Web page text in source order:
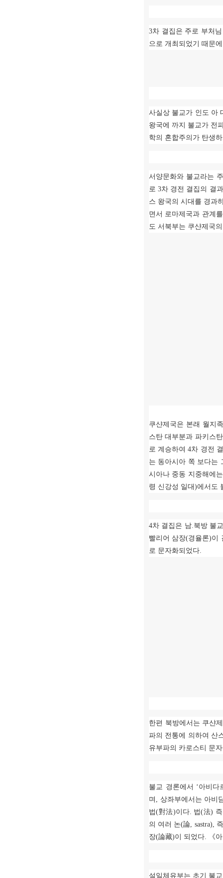
3차 결집은 주로 부처
으로 개최되었기 때문
사실상 불교가 인도 아
왕국에 까지 불교가 전
학의 혼합주의가 탄생
서양문화와 불교라는
로3차 경전 결집의 결
스 왕국의 시대를 경과
면서 로마제국과 관계
도 서북부는 쿠샨제국
쿠샨제국은 본래 월지
스탄 대부분과 파키스
로 계승하여4차 경전
는 동아시아 쪽 보다는
시아나 중동 지중해에
령 신강성 일대 )에서도
4차 결집은 남.북방 불
빨리어 삼장(경율론)이
로 문자화되었다.
한편 북방에서는 쿠샨
파의 전통에 의하여 산
유부파의 카로스티 문
불교 경론에서 ‘아비다
며 , 상좌부에서는 아비
법(對法)이다. 법(法)
의 여러 논(論, sastra),
장(論藏)이 되었다. 《
설일체유부는 초기 불